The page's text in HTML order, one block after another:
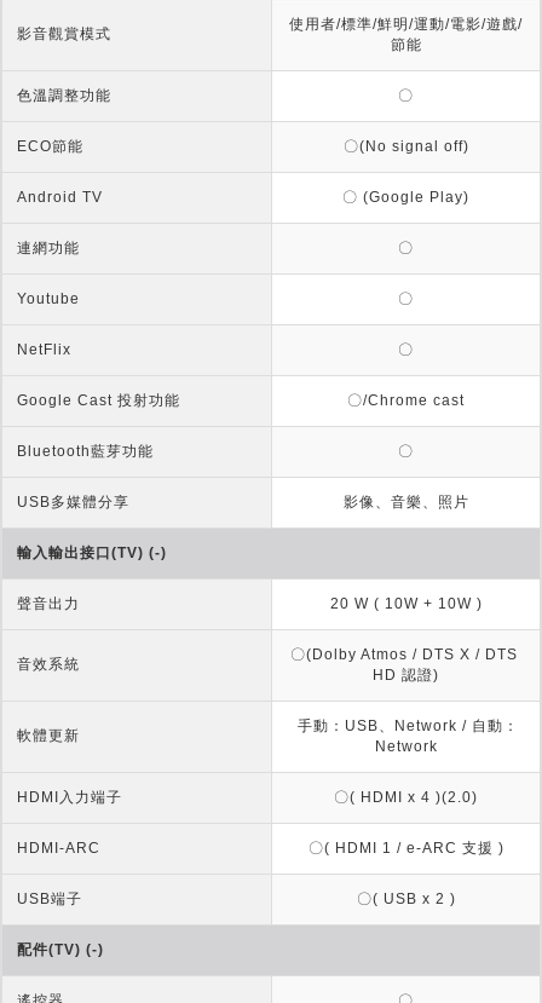
影音觀賞模式
使用者/標準/鮮明/運動/電影/遊戲/
節能
色溫調整功能 〇
ECO節能 〇(No signal off)
Android TV 〇 (Google Play)
連網功能 〇
Youtube 〇
NetFlix 〇
Google Cast 投射功能 〇/Chrome cast
Bluetooth藍芽功能 〇
USB多媒體分享 影像、音樂、照片
輸入輸出接口(TV) (-)
聲音出力 20 W ( 10W + 10W )
音效系統
〇(Dolby Atmos / DTS X / DTS
HD 認證)
軟體更新
Network
HDMI入力端子 〇( HDMI x 4 )(2.0)
HDMI-ARC 〇( HDMI 1 / e-ARC 支援 )
USB端子 〇( USB x 2 )
配件(TV) (-)